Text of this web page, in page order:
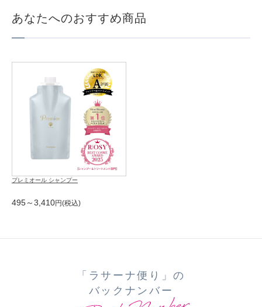
あなたへのおすすめ商品
プレミオール シャンプー
495～3,410
「ラサーナ便り」の
バックナンバー